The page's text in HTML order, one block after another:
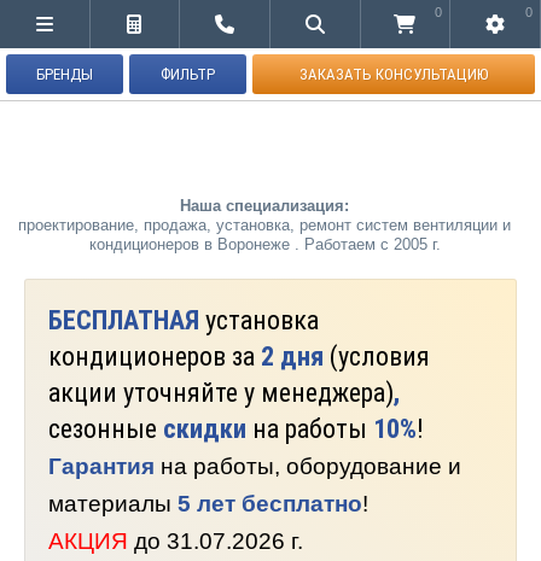
0 0
Наша специализация:
проектирование, продажа, установка, ремонт систем вентиляции и
кондиционеров в Воронеже . Работаем с 2005 г.
БРЕНДЫ ФИЛЬТР ЗАКАЗАТЬ КОНСУЛЬТАЦИЮ
БЕСПЛАТНАЯ установка
кондиционеров за 2 дня (условия
акции уточняйте у менеджера),
сезонные скидки на работы 10%!
Гарантия на работы, оборудование и
материалы 5 лет бесплатно!
АКЦИЯ до 31.07.2026 г.